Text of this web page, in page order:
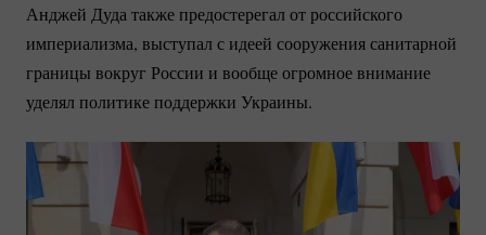
Анджей Дуда также предостерегал от российского
империализма, выступал с идеей сооружения санитарной
границы вокруг России и вообще огромное внимание
уделял политике поддержки Украины.